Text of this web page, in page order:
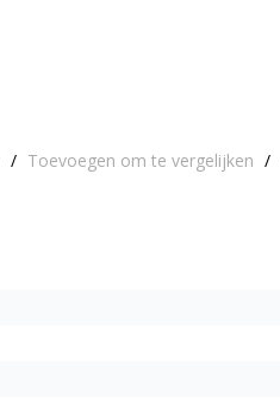
/ Toevoegen om te vergelijken /